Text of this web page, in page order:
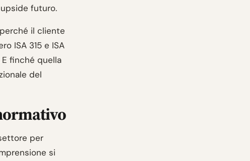
futuro.
il cliente
ISA 315 e ISA
finché quella
del
per
si